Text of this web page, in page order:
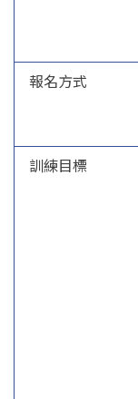
報名方式
訓練目標